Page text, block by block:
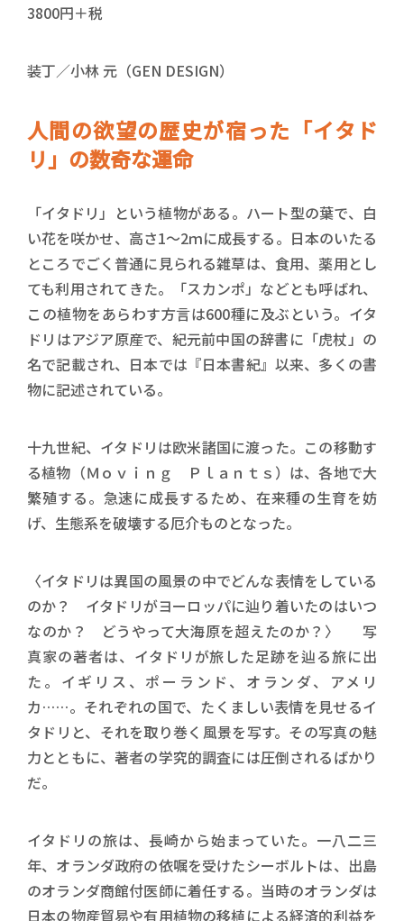
3800円＋税
装丁／小林 元（GEN DESIGN）
人間の欲望の歴史が宿った「イタド
リ」の数奇な運命
「イタドリ」という植物がある。ハート型の葉で、白
い花を咲かせ、高さ1～2ｍに成長する。日本のいたる
ところでごく普通に見られる雑草は、食用、薬用とし
ても利用されてきた。「スカンポ」などとも呼ばれ、
この植物をあらわす方言は600種に及ぶという。イタ
ドリはアジア原産で、紀元前中国の辞書に「虎杖」の
名で記載され、日本では『日本書紀』以来、多くの書
物に記述されている。
十九世紀、イタドリは欧米諸国に渡った。この移動す
る植物（Ｍｏｖｉｎｇ Ｐｌａｎｔｓ）は、各地で大
繁殖する。急速に成長するため、在来種の生育を妨
げ、生態系を破壊する厄介ものとなった。
〈イタドリは異国の風景の中でどんな表情をしている
のか？ イタドリがヨーロッパに辿り着いたのはいつ
なのか？ どうやって大海原を超えたのか？〉 写
真家の著者は、イタドリが旅した足跡を辿る旅に出
た。イギリス、ポーランド、オランダ、アメリ
カ……。それぞれの国で、たくましい表情を見せるイ
タドリと、それを取り巻く風景を写す。その写真の魅
力とともに、著者の学究的調査には圧倒されるばかり
だ。
イタドリの旅は、長崎から始まっていた。一八二三
年、オランダ政府の依嘱を受けたシーボルトは、出島
のオランダ商館付医師に着任する。当時のオランダは
日本の物産貿易や有用植物の移植による経済的利益を